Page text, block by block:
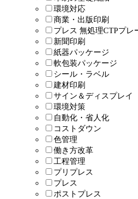
環境対応
商業・出版印刷
プレス 無処理CTPプレ
新聞印刷
紙器パッケージ
軟包装パッケージ
シール・ラベル
建材印刷
サイン＆ディスプレイ
環境対策
自動化・省人化
コストダウン
色管理
働き方改革
工程管理
プリプレス
プレス
ポストプレス